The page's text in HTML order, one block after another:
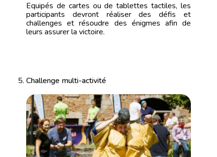
Equipés de cartes ou de tablettes tactiles, les
participants devront réaliser des défis et
challenges et résoudre des énigmes afin de
leurs assurer la victoire.
Challenge multi-activité